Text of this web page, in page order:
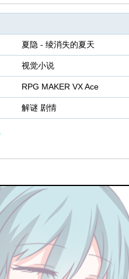
夏隐 - 绫消失的夏天
视觉小说
RPG MAKER VX Ace
解谜 剧情